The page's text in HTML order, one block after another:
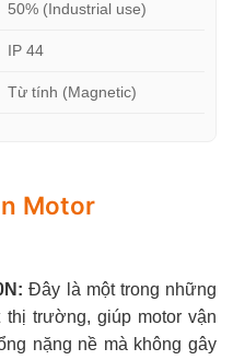
50% (Industrial use)
IP 44
Từ tính (Magnetic)
Motor
Đây là một trong những
trường, giúp motor vận
nặng nề mà không gây